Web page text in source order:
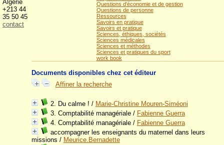
Questions d'économie et de gestion
Questions de personne
Ressources
Savoirs en pratique
Savoirs et pratique
Sciences, éthiques, sociétés
Sciences médicales
Sciences et méthodes
Sciences et pratiques du sport
work book
Documents disponibles chez cet éditeur
Affiner la recherche
2. Du calme ! / Marie-Christine Mouren-Siméoni
3. Comptabilité managériale/ Fabienne Guerra
4. Comptabilité managériale/ Fabienne Guerra
accompagner les enseignants du maternel dans leurs
missions / Meurice.Bernadette
Algérie
+213 44
35 50 45
contact